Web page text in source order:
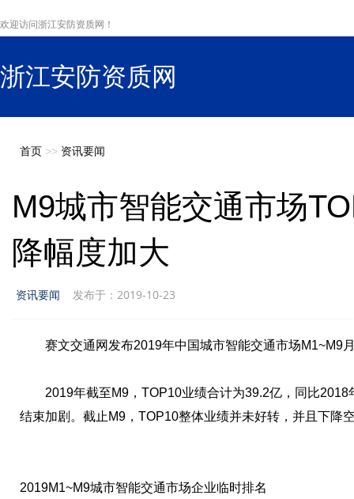
欢迎访问浙江安防资质网！
浙江安防资质网
首页 >> 资讯要闻
M9城市智能交通市场
降幅度加大
资讯要闻 发布于：2019-10-23
赛文交通网发布2019年中国城市智能交通市场M1~M9
2019年截至M9，TOP10业绩合计为39.2亿，同比2018
结束加剧。截止M9，TOP10整体业绩并未好转，并且下降
2019M1~M9城市智能交通市场企业临时排名